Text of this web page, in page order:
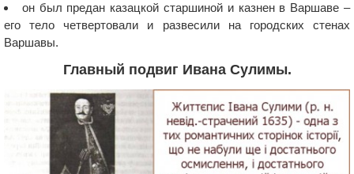
он был предан казацкой старшиной и казнен в Варшаве –
его тело четвертовали и развесили на городских стенах
Варшавы.
Главный подвиг Ивана Сулимы.